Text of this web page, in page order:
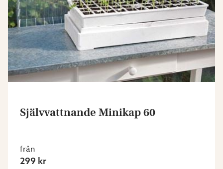
Självvattnande Minikap 60
från
299 kr